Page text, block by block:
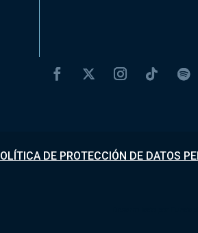
DE PROTECCIÓN DE DATOS